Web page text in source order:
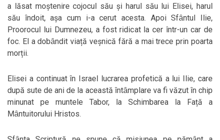
a lăsat moștenire cojocul său și harul său lui Elisei, harul
său ȋndoit, așa cum i-a cerut acesta. Apoi Sfȃntul Ilie,
Proorocul lui Dumnezeu, a fost ridicat la cer într-un car de
foc. El a dobȃndit viață veșnică fără a mai trece prin poarta
morții.
Elisei a continuat ȋn Israel lucrarea profetică a lui Ilie, care
după sute de ani de la această ȋntȃmplare va fi văzut ȋn chip
minunat pe muntele Tabor, la Schimbarea la Față a
Mȃntuitorului Hristos.